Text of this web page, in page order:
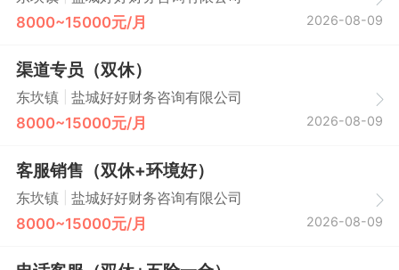
8000~15000元/月 2026-08-09
渠道专员（双休）
东坎镇 盐城好好财务咨询有限公司
8000~15000元/月 2026-08-09
客服销售（双休+环境好）
东坎镇 盐城好好财务咨询有限公司
8000~15000元/月 2026-08-09